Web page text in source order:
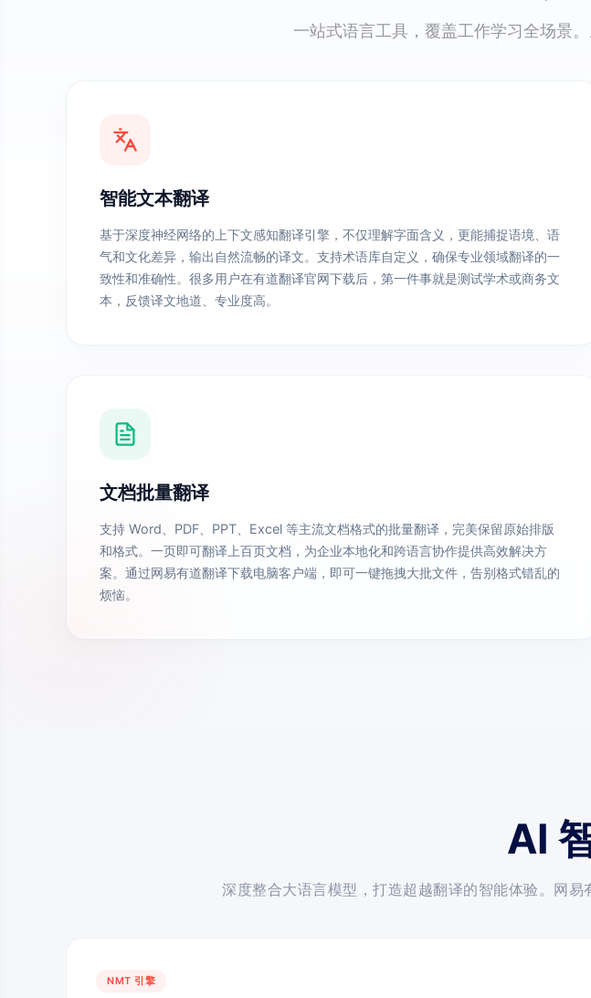
一站式语言工具，覆盖工作学习全场景
智能文本翻译
基于深度神经网络的上下文感知翻译引擎，不仅理解字面含义，更能捕捉语境、语
气和文化差异，输出自然流畅的译文。支持术语库自定义，确保专业领域翻译的一
致性和准确性。很多用户在有道翻译官网下载后，第一件事就是测试学术或商务文
本，反馈译文地道、专业度高。
文档批量翻译
支持 Word、PDF、PPT、Excel 等主流文档格式的批量翻译，完美保留原始排版
和格式。一页即可翻译上百页文档，为企业本地化和跨语言协作提供高效解决方
案。通过网易有道翻译下载电脑客户端，即可一键拖拽大批文件，告别格式错乱的
烦恼。
AI
深度整合大语言模型，打造超越翻译的智能体验。网
NMT 引擎